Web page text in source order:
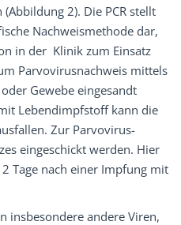
2). Die PCR stellt
Nachweismethode dar,
in der Klinik zum Einsatz
Parvovirusnachweis mittels
oder Gewebe eingesandt
Lebendimpfstoff kann die
Zur Parvovirus-
eingeschickt werden. Hier
Tage nach einer Impfung mit
insbesondere andere Viren,